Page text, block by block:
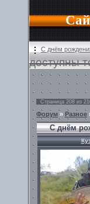
С днём
доступны
Страница 208 из
Форум » Разное
С днём